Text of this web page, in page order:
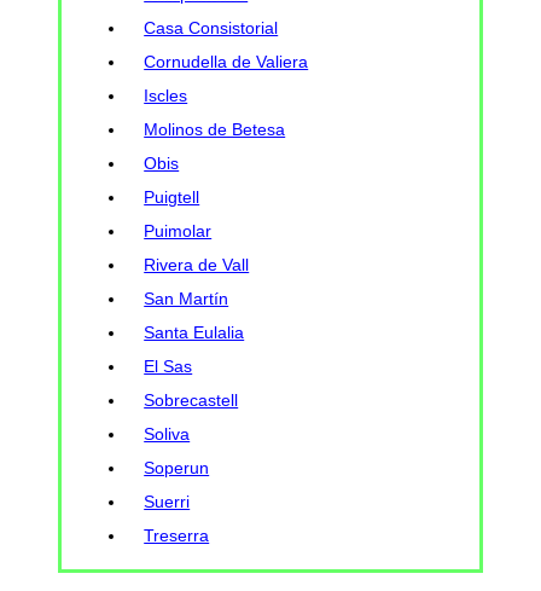
Casa Consistorial
Cornudella de Valiera
Iscles
Molinos de Betesa
Obis
Puigtell
Puimolar
Rivera de Vall
San Martín
Santa Eulalia
El Sas
Sobrecastell
Soliva
Soperun
Suerri
Treserra